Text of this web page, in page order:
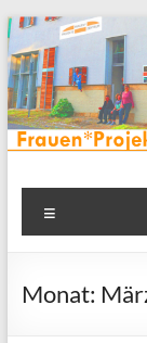
Zum
Inhalt
springen
Frauen* |
in einem
Monat: